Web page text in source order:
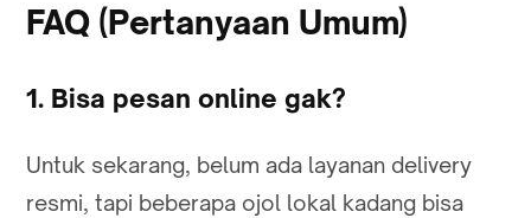
FAQ (Pertanyaan Umum)
1. Bisa pesan online gak?
Untuk sekarang, belum ada layanan delivery
resmi, tapi beberapa ojol lokal kadang bisa